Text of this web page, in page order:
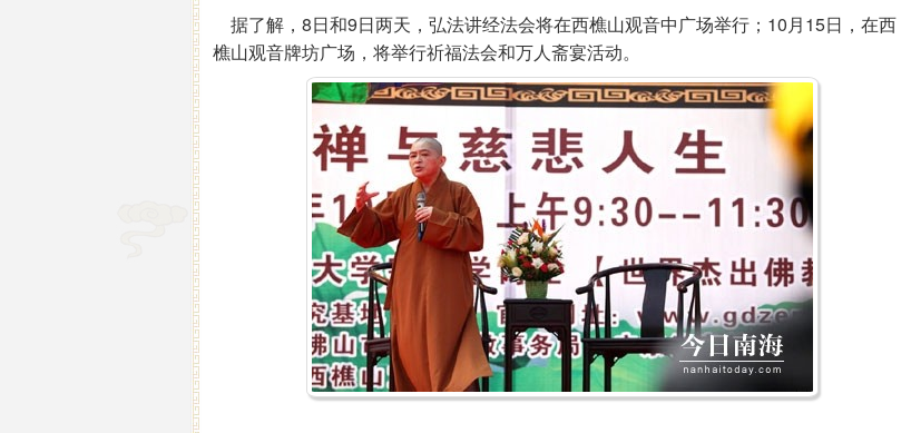
据了解，8日和9日两天，弘法讲经法会将在西樵山观音中广场举行；10月15日，在西
樵山观音牌坊广场，将举行祈福法会和万人斋宴活动。